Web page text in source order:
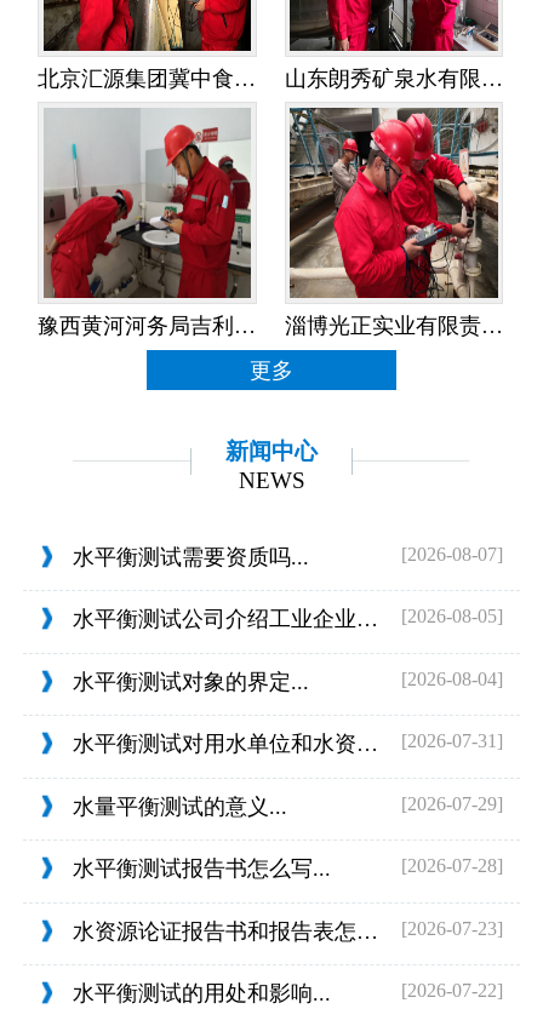
北京汇源集团冀中食品饮料有限公司——水平衡测试 山东朗秀矿泉水有限公司——水平衡测试
豫西黄河河务局吉利黄河河务局——水平衡测试
淄博光正实业有限责任公司——水平衡测试
更多
新闻中心
NEWS
水平衡测试需要资质吗... [2026-08-07]
水平衡测试公司介绍工业企业的用水范围... [2026-08-05]
水平衡测试对象的界定... [2026-08-04]
水平衡测试对用水单位和水资源管理的目... [2026-07-31]
水量平衡测试的意义... [2026-07-29]
水平衡测试报告书怎么写... [2026-07-28]
水资源论证报告书和报告表怎么判定... [2026-07-23]
水平衡测试的用处和影响... [2026-07-22]